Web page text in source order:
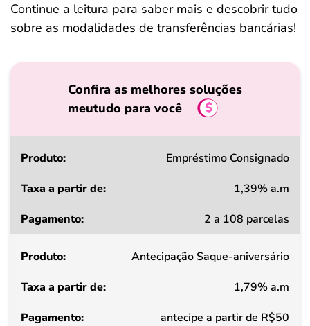
Continue a leitura para saber mais e descobrir tudo
sobre as modalidades de transferências bancárias!
Confira as melhores soluções
meutudo para você
Produto
a
de
Pagamento
Empréstimo Consignado
1,39% a.m
2 a 108 parcelas
Antecipação Saque-aniversário
1,79% a.m
antecipe a partir de R$50